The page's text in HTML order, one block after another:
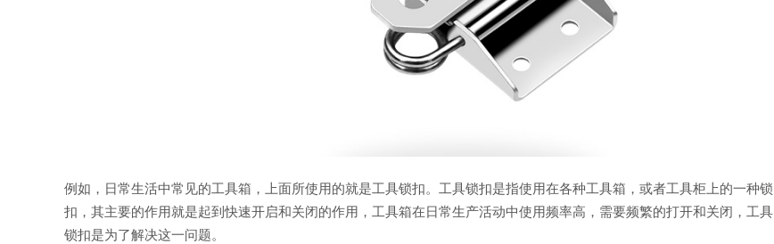
例如，日常生活中常见的工具箱，上面所使用的就是工具锁扣。工具锁扣是指使用在各种工具箱，或者工具柜上的一种锁
扣，其主要的作用就是起到快速开启和关闭的作用，工具箱在日常生产活动中使用频率高，需要频繁的打开和关闭，工具
锁扣是为了解决这一问题。